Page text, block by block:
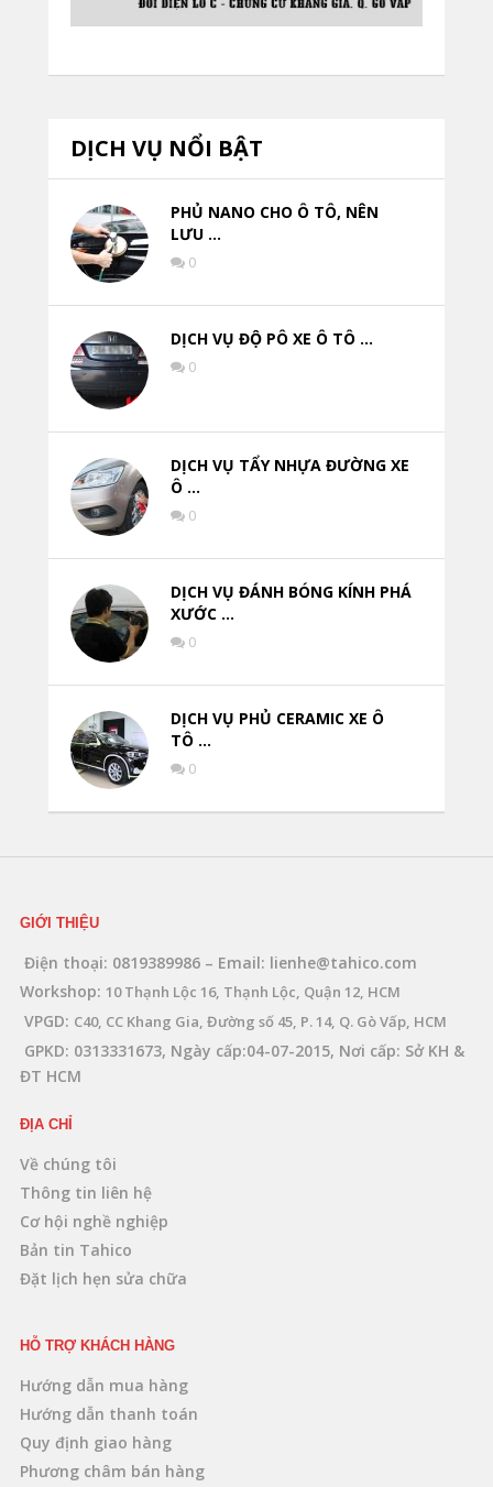
DỊCH VỤ NỔI BẬT
PHỦ NANO CHO Ô TÔ, NÊN
LƯU …
0
DỊCH VỤ ĐỘ PÔ XE Ô TÔ …
0
DỊCH VỤ TẨY NHỰA ĐƯỜNG XE
Ô …
0
DỊCH VỤ ĐÁNH BÓNG KÍNH PHÁ
XƯỚC …
0
DỊCH VỤ PHỦ CERAMIC XE Ô
TÔ …
0
GIỚI THIỆU
Điện thoại: 0819389986 – Email: lienhe@tahico.com
Workshop: 10 Thạnh Lộc 16, Thạnh Lộc, Quận 12, HCM
VPGD: C40, CC Khang Gia, Đường số 45, P. 14, Q. Gò Vấp, HCM
GPKD: 0313331673, Ngày cấp:04-07-2015, Nơi cấp: Sở KH &
ĐT HCM
ĐỊA CHỈ
Về chúng tôi
Thông tin liên hệ
Cơ hội nghề nghiệp
Bản tin Tahico
Đặt lịch hẹn sửa chữa
HỖ TRỢ KHÁCH HÀNG
Hướng dẫn mua hàng
Hướng dẫn thanh toán
Quy định giao hàng
Phương châm bán hàng